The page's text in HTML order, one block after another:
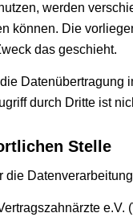
werden
können. Die
das geschieht.
Datenübertragung
durch Dritte ist
Stelle
die
e.V.